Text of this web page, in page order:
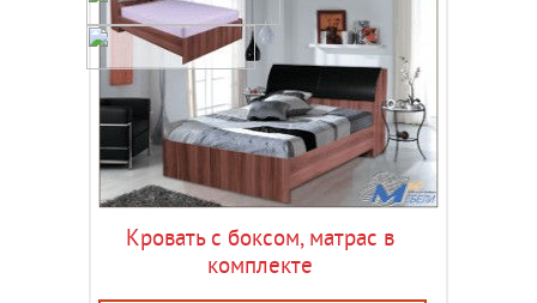
Кровать с боксом, матрас в
комплекте